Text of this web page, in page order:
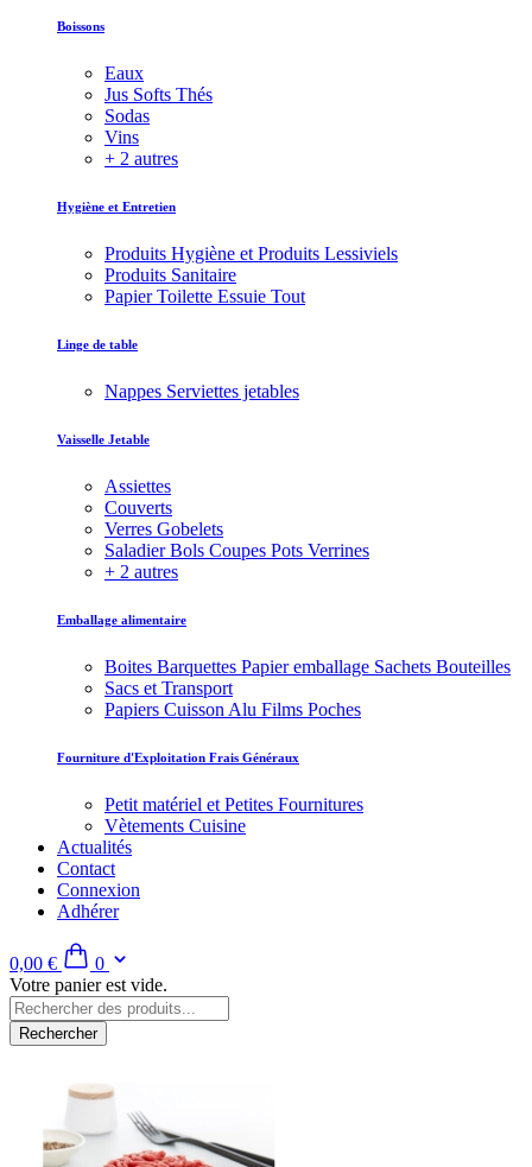
Boissons
Eaux
Jus Softs Thés
Sodas
Vins
+ 2 autres
Hygiène et Entretien
Produits Hygiène et Produits Lessiviels
Produits Sanitaire
Papier Toilette Essuie Tout
Linge de table
Nappes Serviettes jetables
Vaisselle Jetable
Assiettes
Couverts
Verres Gobelets
Saladier Bols Coupes Pots Verrines
+ 2 autres
Emballage alimentaire
Boites Barquettes Papier emballage Sachets Bouteilles
Sacs et Transport
Papiers Cuisson Alu Films Poches
Fourniture d'Exploitation Frais Généraux
Petit matériel et Petites Fournitures
Vètements Cuisine
Actualités
Contact
Connexion
Adhérer
0,00 €
0
Votre panier est vide.
Rechercher